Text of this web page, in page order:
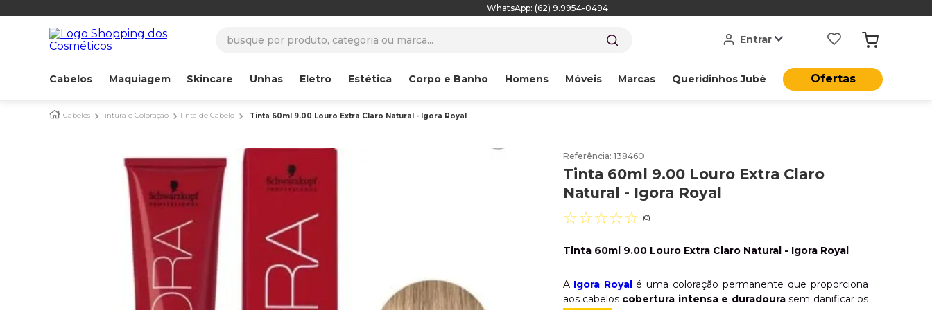
WhatsApp: (62) 9.9954-0494
Entrar
Cabelos Maquiagem Skincare Unhas Eletro Estética Corpo e Banho Homens Móveis Marcas Queridinhos Jubé Ofertas
Cabelos Tintura e Coloração Tinta de Cabelo Tinta 60ml 9.00 Louro Extra Claro Natural - Igora Royal
Referência:138460
Tinta 60ml 9.00 Louro Extra Claro
Natural - Igora Royal
☆☆☆☆☆ (0)
Tinta 60ml 9.00 Louro Extra Claro Natural - Igora Royal
A Igora Royal é uma coloração permanente que proporciona
aos cabelos cobertura intensa e duradourasem danificar os